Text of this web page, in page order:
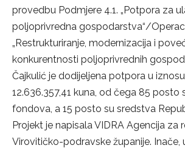
provedbu Podmjere 4.1. „Potpora za
poljoprivredna gospodarstva“/
„Restrukturiranje, modernizacija i
konkurentnosti poljoprivrednih
Čajkulić je dodijeljena potpora u
12.636.357,41 kuna, od čega 85 posto
fondova, a 15 posto su sredstva
Projekt je napisala VIDRA Agencija za
Virovitičko-podravske županije. Inače,